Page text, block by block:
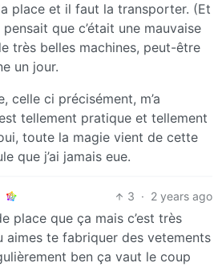
place et il faut la transporter. (Et
que c’était une mauvaise
très belles machines, peut-être
un jour.
celle ci précisément, m’a
tellement pratique et tellement
toute la magie vient de cette
que j’ai jamais eue.
3 · 2 years ago
place que ça mais c’est très
aimes te fabriquer des vetements
ben ça vaut le coup